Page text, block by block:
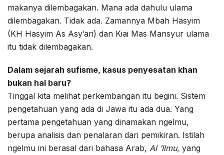
makanya dilembagakan. Mana ada dahulu ulama
dilembagakan. Tidak ada. Zamannya Mbah Hasyim
(KH Hasyim As Asy’ari) dan Kiai Mas Mansyur ulama
itu tidak dilembagakan.
Dalam sejarah sufisme, kasus penyesatan khan
bukan hal baru?
Tinggal kita melihat perkembangan itu begini. Sistem
pengetahuan yang ada di Jawa itu ada dua. Yang
pertama pengetahuan yang dinamakan ngelmu,
berupa analisis dan penalaran dari pemikiran. Istilah
ngelmu ini berasal dari bahasa Arab, Al ‘Ilmu, yang